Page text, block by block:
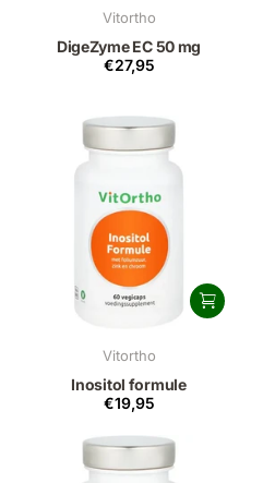
Vitortho
DigeZyme EC 50 mg
€27,95
Vitortho
Inositol formule
€19,95